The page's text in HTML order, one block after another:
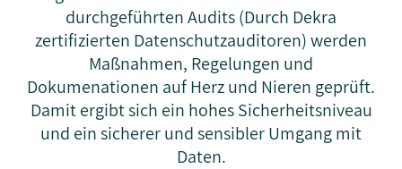
durchgeführten Audits (Durch Dekra
zertifizierten Datenschutzauditoren) werden
Maßnahmen, Regelungen und
Dokumenationen auf Herz und Nieren geprüft.
Damit ergibt sich ein hohes Sicherheitsniveau
und ein sicherer und sensibler Umgang mit
Daten.